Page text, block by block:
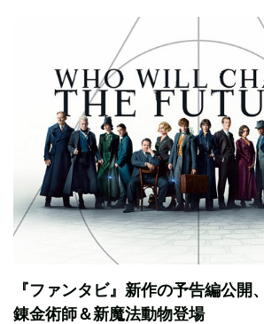
『ファンタビ』新作の予告編公開
錬金術師＆新魔法動物登場